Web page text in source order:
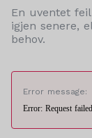
En uventet
igjen senere,
behov.
Error message:
Error: Request failed